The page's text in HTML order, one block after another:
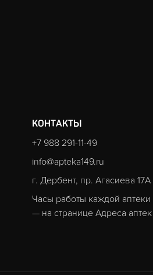
КОНТАКТЫ
+7 988 291-11-49
info@apteka149.ru
г. Дербент, пр. Агасиева 17А
Часы работы каждой аптеки
— на странице Адреса аптек